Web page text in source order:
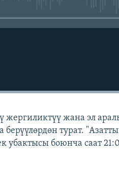
жергиликтүү жана эл
турат.
убактысы боюнча саат